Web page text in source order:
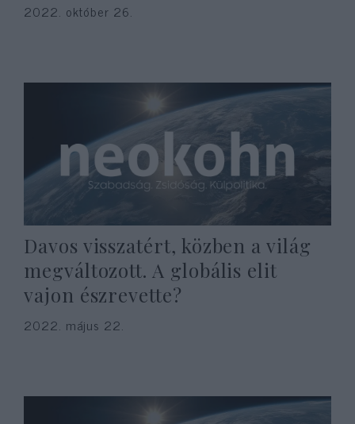
2022. október 26.
Davos visszatért, közben a világ
megváltozott. A globális elit
vajon észrevette?
2022. május 22.